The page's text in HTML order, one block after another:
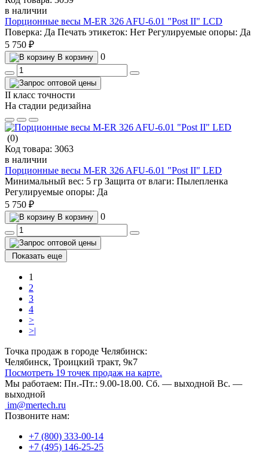
в наличии
Порционные весы M-ER 326 AFU-6.01 "Post II" LCD
Поверка: Да Печать этикеток: Нет Регулируемые опоры: Да
5 750 ₽
В корзину 0
II класс точности
На стадии редизайна
(0)
Код товара: 3063
в наличии
Порционные весы M-ER 326 AFU-6.01 "Post II" LED
Минимальный вес: 5 гр Защита от влаги: Пылепленка
Регулируемые опоры: Да
5 750 ₽
В корзину 0
Показать еще
1
2
3
4
>
>|
Точка продаж в городе Челябинск:
Челябинск, Троицкий тракт, 9к7
Посмотреть 19 точек продаж на карте.
Мы работаем: Пн.-Пт.: 9.00-18.00. Сб. — выходной Вс. —
выходной
im@mertech.ru
Позвоните нам:
+7 (800) 333-00-14
+7 (495) 146-25-25